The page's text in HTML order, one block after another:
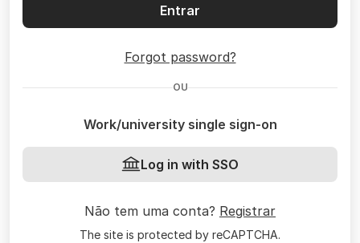
Entrar
Forgot password?
OU
Work/university single sign-on
Log in with SSO
Não tem uma conta? Registrar
The site is protected by reCAPTCHA.